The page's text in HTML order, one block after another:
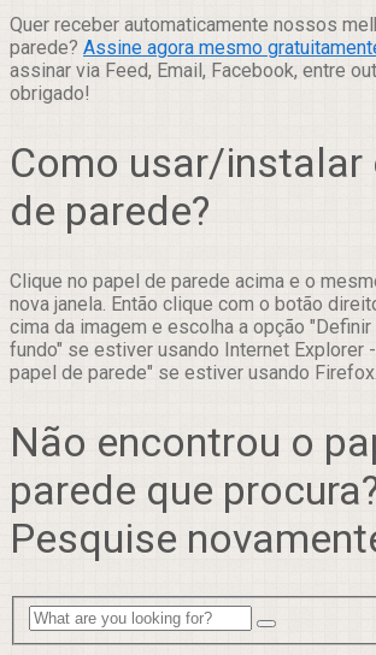
Quer receber automaticamente nossos
parede? Assine agora mesmo
assinar via Feed, Email, Facebook, entre
obrigado!
Como usar/instalar
de parede?
Clique no papel de parede acima e o
nova janela. Então clique com o botão
cima da imagem e escolha a opção
fundo" se estiver usando Internet Explorer
papel de parede" se estiver usando Firefox.
Não encontrou o
parede que
Pesquise